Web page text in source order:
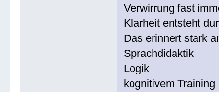
Verwirrung fast
Klarheit entsteht
Das erinnert stark
Sprachdidaktik
Logik
kognitivem Training